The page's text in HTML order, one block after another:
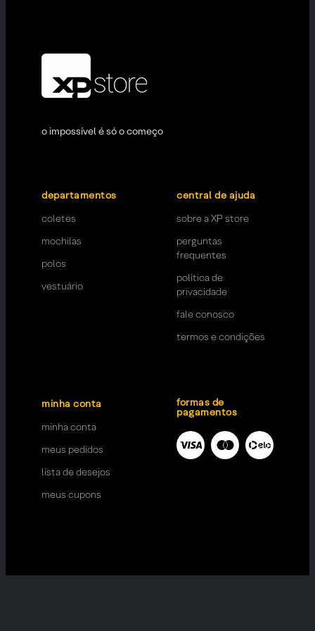
o impossível é só o começo
departamentos
coletes
mochilas
polos
vestuário
central de ajuda
sobre a XP store
perguntas
frequentes
política de
privacidade
fale conosco
termos e condições
minha conta
minha conta
meus pedidos
lista de desejos
meus cupons
formas de
pagamentos